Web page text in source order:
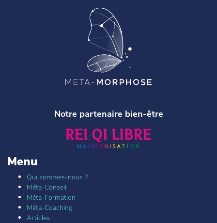
Notre partenaire bien-être
Menu
Qui sommes-nous ?
Méta-Conseil
Méta-Formation
Méta-Coaching
Articles